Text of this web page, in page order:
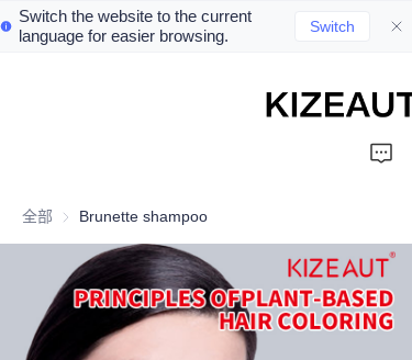
Switch the website to the current
language for easier browsing.
Switch
全部 Brunette shampoo
hair mud
Perm cream